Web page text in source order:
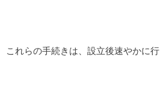
これらの手続きは、設立後速やかに行